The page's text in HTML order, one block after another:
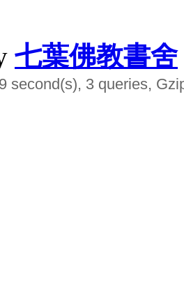
七葉佛教書舍
second(s), 3 queries,